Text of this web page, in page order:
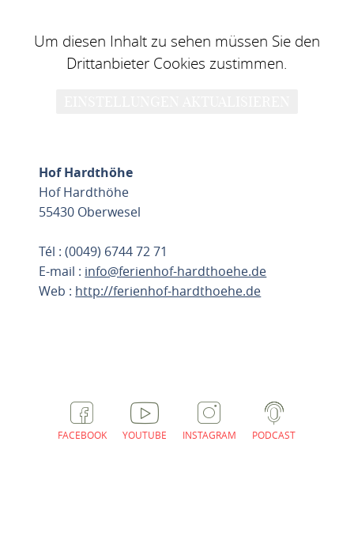
Um diesen Inhalt zu sehen müssen Sie den
Drittanbieter Cookies zustimmen.
Hof Hardthöhe
Hof Hardthöhe
55430 Oberwesel
Tél : (0049) 6744 72 71
E-mail : info@ferienhof-hardthoehe.de
Web : http://ferienhof-hardthoehe.de
FACEBOOK YOUTUBE INSTAGRAM PODCAST